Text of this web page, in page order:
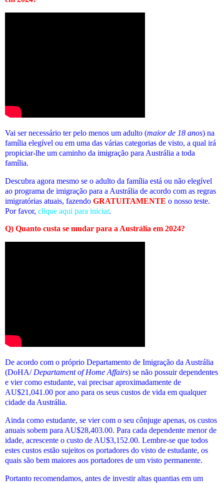
Vai ser necessário ter pelo menos um adulto (maior de 18 anos) na
família elegível ou em uma das várias categorias de visto, a qual irá
propiciar-lhe um caminho da imigração para Austrália a toda
família.
Descubra agora mesmo se o adulto da família está ou não elegível
ao programa de imigração para a Austrália de acordo com as regras
imigratórias atuais, fazendo GRATUITAMENTE o nosso teste.
Por favor, clique aqui para iniciar.
Q) Quanto custa se mudar para a Austrália em 2024?
De acordo com o próprio Departamento de Imigração da Austrália
(DoHA/ Departament of Home Affairs) se não possuir dependentes
e vier como estudante, vai precisar aproximadamente de
AU$21,041.00 por ano para os seus custos de vida em qualquer
cidade da Austrália.
Ainda como estudante, se vier com o seu cônjuge apenas, os custos
anuais sobem para AU$28,403.00. Para cada dependente menor de
idade, acrescente o custo de AU$3,152.00. Lembre-se que todos
estes custos estão sujeitos os portadores do visto de estudante, os
quais são bem maiores aos portadores de um visto permanente.
Portanto recomendamos, antes de investir altas quantias em um